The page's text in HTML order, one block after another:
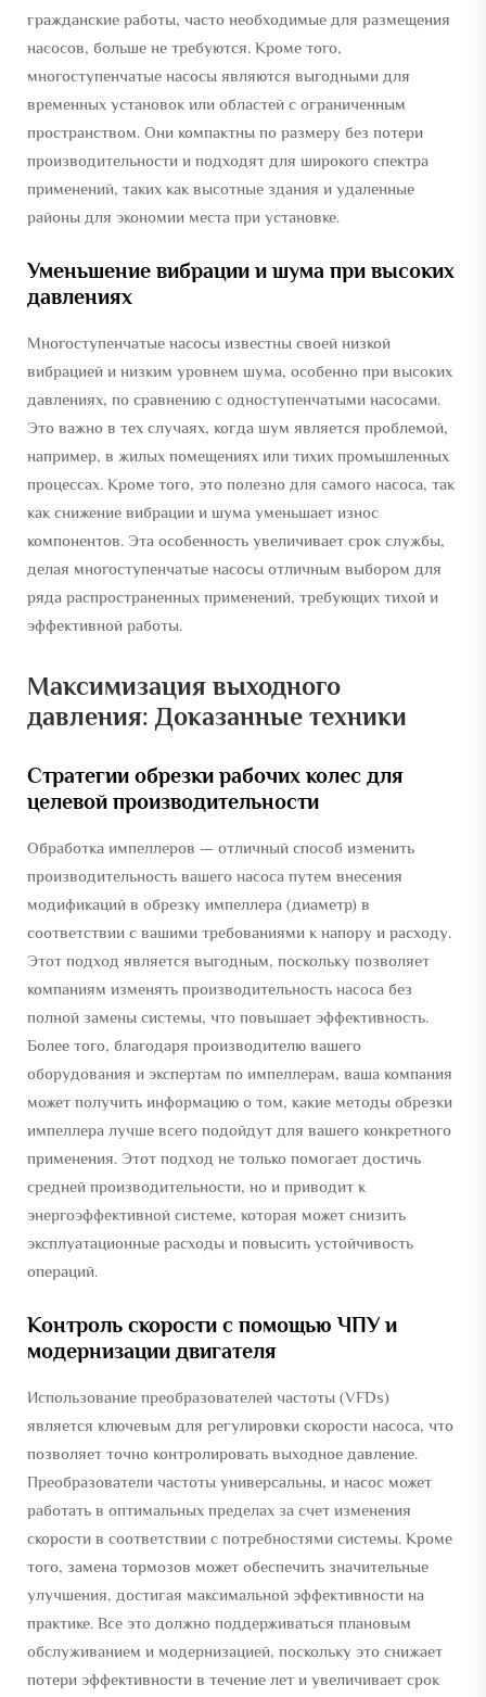
гражданские работы, часто необходимые для размещения
насосов, больше не требуются. Кроме того,
многоступенчатые насосы являются выгодными для
временных установок или областей с ограниченным
пространством. Они компактны по размеру без потери
производительности и подходят для широкого спектра
применений, таких как высотные здания и удаленные
районы для экономии места при установке.
Уменьшение вибрации и шума при высоких
давлениях
Многоступенчатые насосы известны своей низкой
вибрацией и низким уровнем шума, особенно при высоких
давлениях, по сравнению с одноступенчатыми насосами.
Это важно в тех случаях, когда шум является проблемой,
например, в жилых помещениях или тихих промышленных
процессах. Кроме того, это полезно для самого насоса, так
как снижение вибрации и шума уменьшает износ
компонентов. Эта особенность увеличивает срок службы,
делая многоступенчатые насосы отличным выбором для
ряда распространенных применений, требующих тихой и
эффективной работы.
Максимизация выходного
давления: Доказанные техники
Стратегии обрезки рабочих колес для
целевой производительности
Обработка импеллеров — отличный способ изменить
производительность вашего насоса путем внесения
модификаций в обрезку импеллера (диаметр) в
соответствии с вашими требованиями к напору и расходу.
Этот подход является выгодным, поскольку позволяет
компаниям изменять производительность насоса без
полной замены системы, что повышает эффективность.
Более того, благодаря производителю вашего
оборудования и экспертам по импеллерам, ваша компания
может получить информацию о том, какие методы обрезки
импеллера лучше всего подойдут для вашего конкретного
применения. Этот подход не только помогает достичь
средней производительности, но и приводит к
энергоэффективной системе, которая может снизить
эксплуатационные расходы и повысить устойчивость
операций.
Контроль скорости с помощью ЧПУ и
модернизации двигателя
Использование преобразователей частоты (VFDs)
является ключевым для регулировки скорости насоса, что
позволяет точно контролировать выходное давление.
Преобразователи частоты универсальны, и насос может
работать в оптимальных пределах за счет изменения
скорости в соответствии с потребностями системы. Кроме
того, замена тормозов может обеспечить значительные
улучшения, достигая максимальной эффективности на
практике. Все это должно поддерживаться плановым
обслуживанием и модернизацией, поскольку это снижает
потери эффективности в течение лет и увеличивает срок